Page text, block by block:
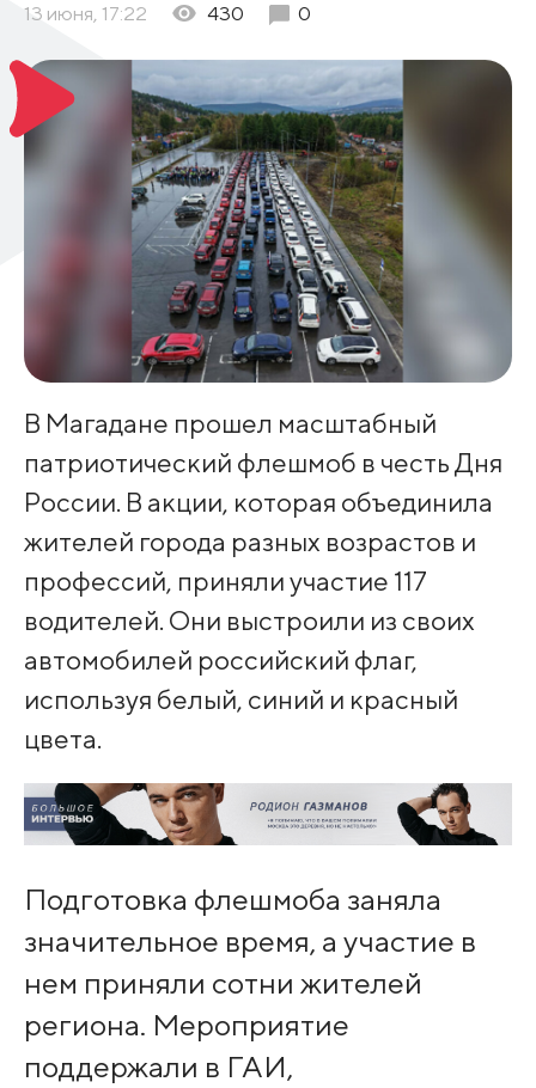
13 июня, 17:22 430 0
В Магадане прошел масштабный
патриотический флешмоб в честь Дня
России. В акции, которая объединила
жителей города разных возрастов и
профессий, приняли участие 117
водителей. Они выстроили из своих
автомобилей российский флаг,
используя белый, синий и красный
цвета.
Подготовка флешмоба заняла
значительное время, а участие в
нем приняли сотни жителей
региона. Мероприятие
поддержали в ГАИ,